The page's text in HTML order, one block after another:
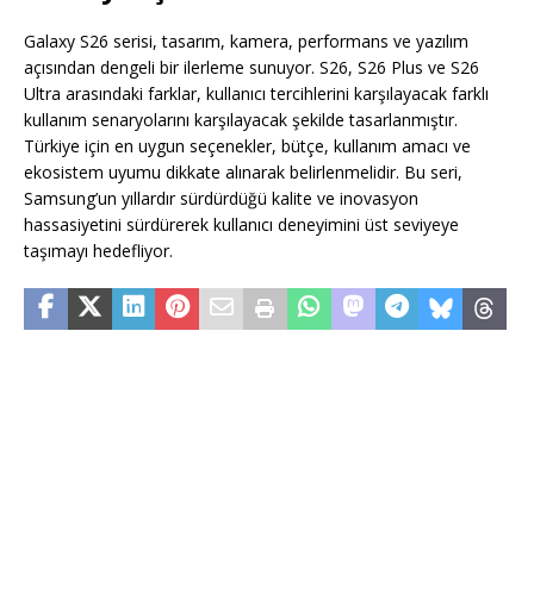
Galaxy S26 serisi, tasarım, kamera, performans ve yazılım
açısından dengeli bir ilerleme sunuyor. S26, S26 Plus ve S26
Ultra arasındaki farklar, kullanıcı tercihlerini karşılayacak farklı
kullanım senaryolarını karşılayacak şekilde tasarlanmıştır.
Türkiye için en uygun seçenekler, bütçe, kullanım amacı ve
ekosistem uyumu dikkate alınarak belirlenmelidir. Bu seri,
Samsung’un yıllardır sürdürdüğü kalite ve inovasyon
hassasiyetini sürdürerek kullanıcı deneyimini üst seviyeye
taşımayı hedefliyor.